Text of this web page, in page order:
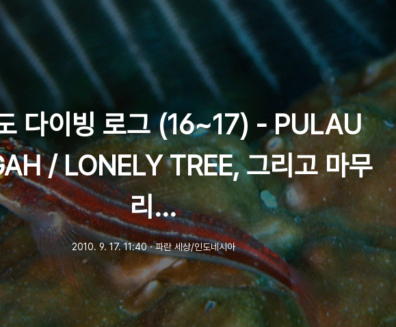
다이빙 로그 (16~17) - PULAU
/ LONELY TREE, 그리고 마무
리...
2010. 9. 17. 11:40ㆍ파란 세상/인도네시아